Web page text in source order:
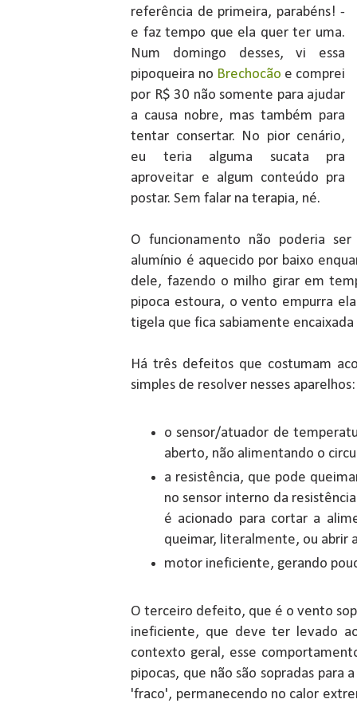
referência de primeira, parabéns! -
e faz tempo que ela quer ter uma.
Num domingo desses, vi essa
pipoqueira no Brechocão e comprei
por R$ 30 não somente para ajudar
a causa nobre, mas também para
tentar consertar. No pior cenário,
eu teria alguma sucata pra
aproveitar e algum conteúdo pra
postar. Sem falar na terapia, né.
O funcionamento não poderia
alumínio é aquecido por baixo
dele, fazendo o milho girar em
pipoca estoura, o vento empurra
tigela que fica sabiamente
Há três defeitos que costumam
simples de resolver nesses aparelhos:
o sensor/atuador de
aberto, não alimentando o
a resistência, que pode
no sensor interno da
é acionado para cortar a
queimar, literalmente, ou abrir
motor ineficiente, gerando
O terceiro defeito, que é o vento
ineficiente, que deve ter levado
contexto geral, esse
pipocas, que não são sopradas
'fraco', permanecendo no calor